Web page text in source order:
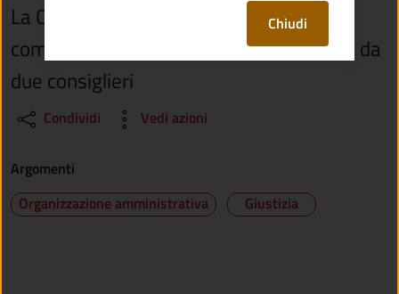
La Commissione giudici popolari è
composta dal Sindaco, che la presiede, e da
due consiglieri
Condividi Vedi azioni
Chiudi
Argomenti
Organizzazione amministrativa
Giustizia